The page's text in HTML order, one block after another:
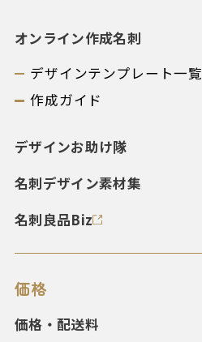
オンライン作成名刺
デザインテンプレート一覧
作成ガイド
デザインお助け隊
名刺デザイン素材集
名刺良品Biz
価格
価格・配送料